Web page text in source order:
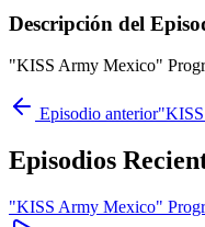
Descripción del
"KISS Army Mexico"
Episodio anterior"KISS
Episodios
"KISS Army Mexico"